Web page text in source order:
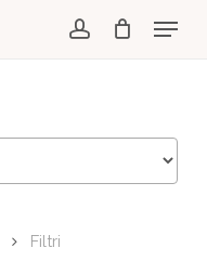
Menu
Filtri